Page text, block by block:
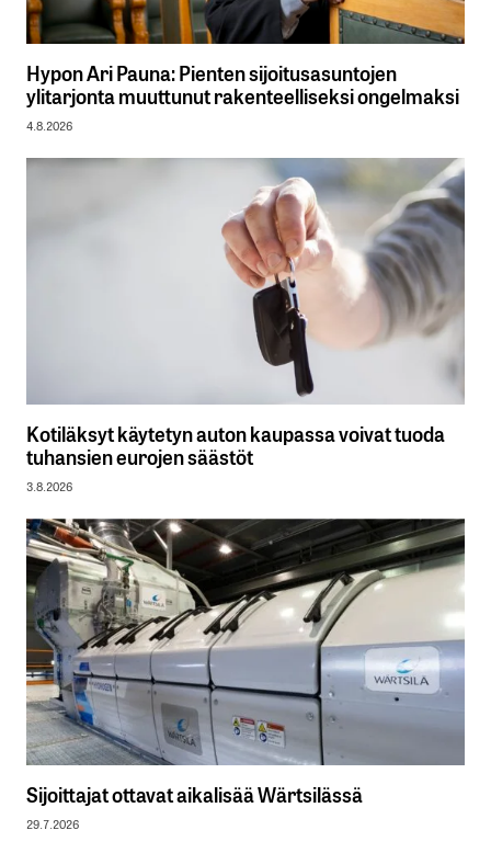
Hypon Ari Pauna: Pienten sijoitusasuntojen
ylitarjonta muuttunut rakenteelliseksi ongelmaksi
4.8.2026
Kotiläksyt käytetyn auton kaupassa voivat tuoda
tuhansien eurojen säästöt
3.8.2026
Sijoittajat ottavat aikalisää Wärtsilässä
29.7.2026